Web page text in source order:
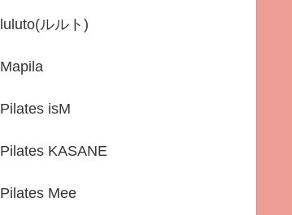
luluto(ルルト)
Mapila
Pilates isM
Pilates KASANE
Pilates Mee